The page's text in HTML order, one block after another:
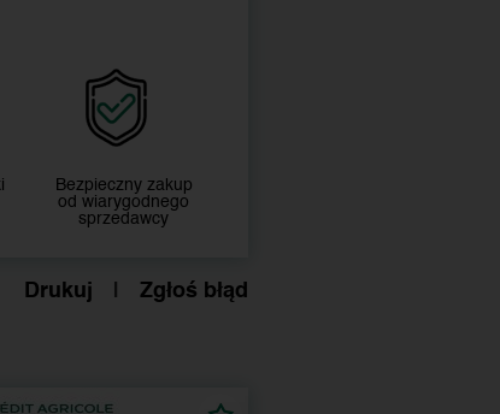
Bezpieczny zakup
od wiarygodnego
sprzedawcy
Drukuj Zgłoś błąd